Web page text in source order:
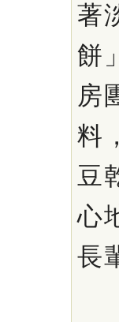
著
餅
房
料
豆
心
長
6